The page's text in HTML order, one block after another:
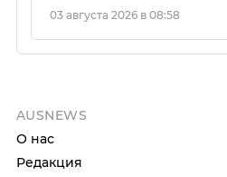
03 августа 2026 в 08:58
AUSNEWS
О нас
Редакция